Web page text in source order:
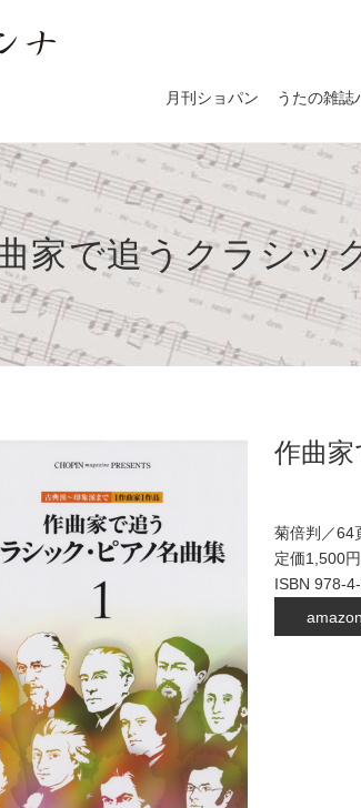
月刊ショパン うたの雑誌
家で追うクラシッ
作曲
菊倍判／64
定価1,500
ISBN 978-